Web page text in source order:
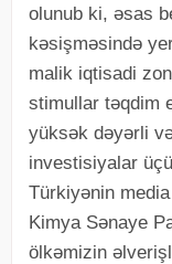
olunub ki, əsas
kəsişməsində
malik iqtisadi
stimullar təqdim
yüksək dəyərli
investisiyalar
Türkiyənin
Kimya Sənaye
ölkəmizin